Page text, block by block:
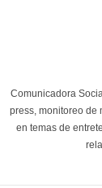
Comunicadora
press, monitoreo de
en temas de